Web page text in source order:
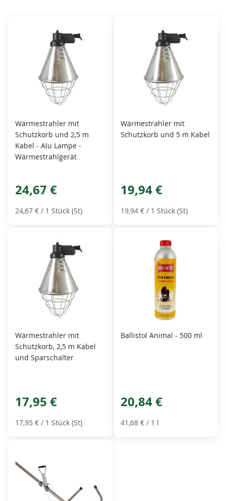
Wärmestrahler mit
Schutzkorb und 2,5 m
Kabel - Alu Lampe -
Wärmestrahlgerät
24,67 €
24,67 € / 1 Stück (St)
Wärmestrahler mit
Schutzkorb und 5 m Kabel
19,94 €
19,94 € / 1 Stück (St)
Wärmestrahler mit
Schutzkorb, 2,5 m Kabel
und Sparschalter
17,95 €
17,95 € / 1 Stück (St)
Ballistol Animal - 500 ml
20,84 €
41,68 € / 1 l